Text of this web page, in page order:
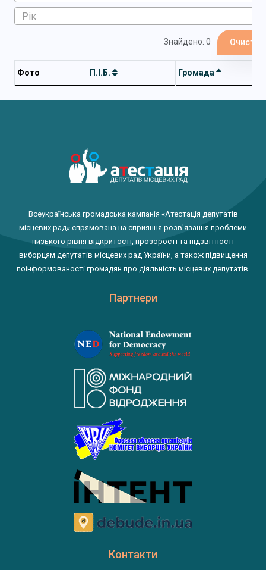
Знайдено: 0
Фото П.І.Б. Громада
Всеукраїнська громадська кампанія «Атестація депутатів
місцевих рад» спрямована на сприяння розв'язання проблеми
низького рівня відкритості, прозорості та підзвітності
виборцям депутатів місцевих рад України, а також підвищення
поінформованості громадян про діяльність місцевих депутатів.
Партнери
Контакти